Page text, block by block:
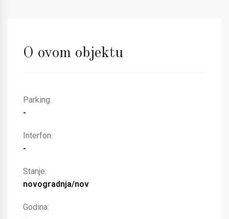
O ovom objektu
Parking:
-
Interfon:
-
Stanje:
novogradnja/nov
Godina: